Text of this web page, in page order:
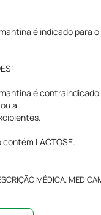
é indicado para
é
a
LACTOSE.
MÉDICA.